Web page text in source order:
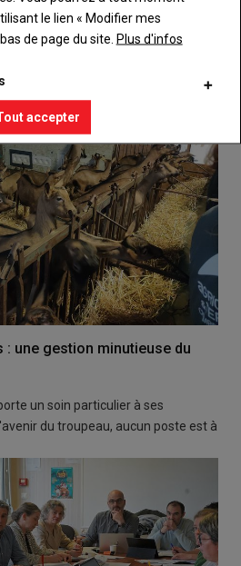
: une gestion minutieuse du
un soin particulier à ses
du troupeau, aucun poste est à
le lien « Modifier mes
de page du site. Plus d'infos
accepter